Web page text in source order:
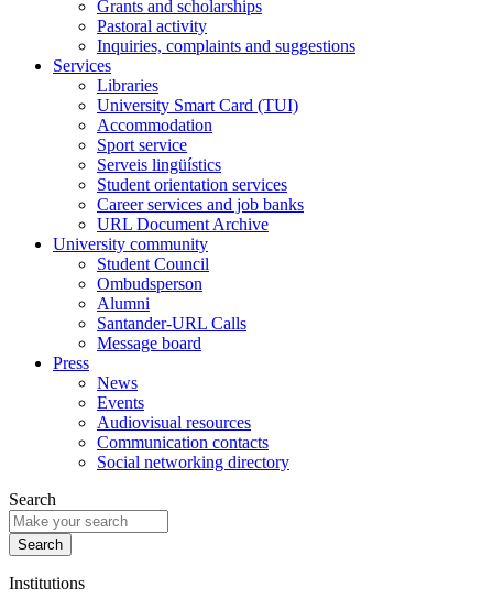
Grants and scholarships
Pastoral activity
Inquiries, complaints and suggestions
Services
Libraries
University Smart Card (TUI)
Accommodation
Sport service
Serveis lingüístics
Student orientation services
Career services and job banks
URL Document Archive
University community
Student Council
Ombudsperson
Alumni
Santander-URL Calls
Message board
Press
News
Events
Audiovisual resources
Communication contacts
Social networking directory
Search
Institutions